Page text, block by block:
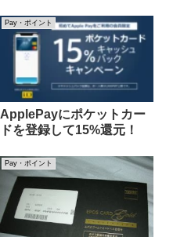
Pay・ポイント
ApplePayにポケットカー
ドを登録して15%還元！
Pay・ポイント